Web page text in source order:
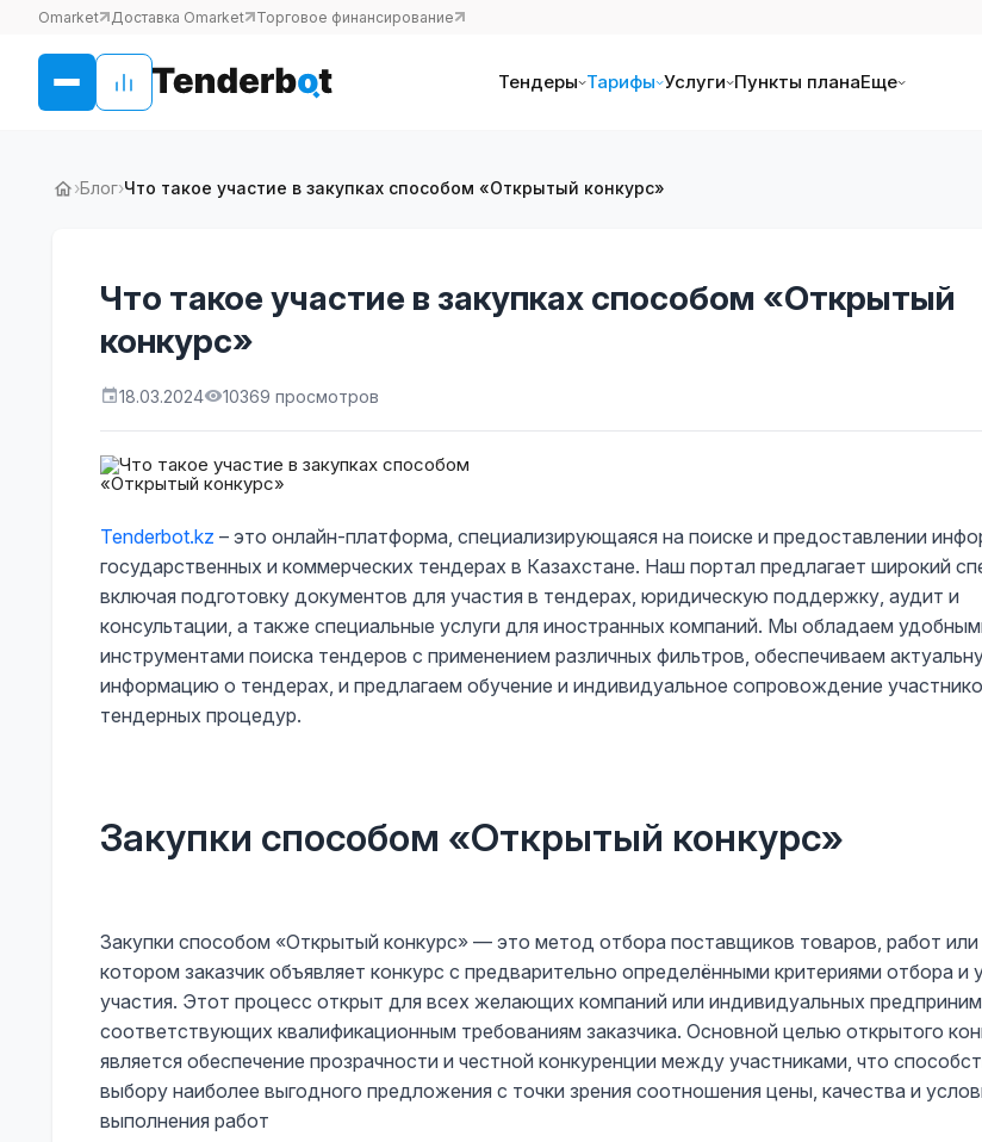
Omarket Доставка Omarket Торговое финансирование
Тендеры Тарифы Услуги Пункты планаЕще
›Блог›Что такое участие в закупках способом «Открытый конкурс»
Что такое участие в закупках способом «Открытый
конкурс»
18.03.2024 10369 просмотров
Tenderbot.kz – это онлайн-платформа, специализирующаяся на поиске и предоставлении
государственных и коммерческих тендерах в Казахстане. Наш портал предлагает широкий
включая подготовку документов для участия в тендерах, юридическую поддержку, аудит и
консультации, а также специальные услуги для иностранных компаний. Мы обладаем
инструментами поиска тендеров с применением различных фильтров, обеспечиваем
информацию о тендерах, и предлагаем обучение и индивидуальное сопровождение
тендерных процедур.
Закупки способом «Открытый конкурс»
Закупки способом «Открытый конкурс» — это метод отбора поставщиков товаров, работ или
котором заказчик объявляет конкурс с предварительно определёнными критериями отбора и
участия. Этот процесс открыт для всех желающих компаний или индивидуальных
соответствующих квалификационным требованиям заказчика. Основной целью открытого
является обеспечение прозрачности и честной конкуренции между участниками, что
выбору наиболее выгодного предложения с точки зрения соотношения цены, качества и
выполнения работ